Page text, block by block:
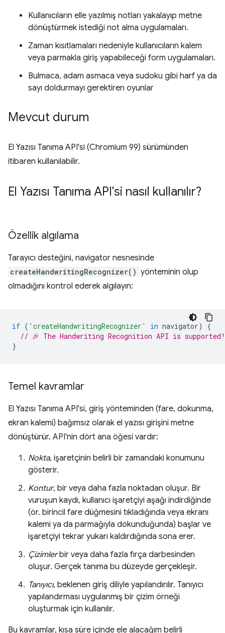
Kullanıcıların elle yazılmış notları yakalayıp metne
dönüştürmek istediği not alma uygulamaları.
Zaman kısıtlamaları nedeniyle kullanıcıların kalem
veya parmakla giriş yapabileceği form uygulamaları.
Bulmaca, adam asmaca veya sudoku gibi harf ya da
sayı doldurmayı gerektiren oyunlar
Mevcut durum
El Yazısı Tanıma API'si (Chromium 99) sürümünden
itibaren kullanılabilir.
El Yazısı Tanıma API'si nasıl kullanılır?
Özellik algılama
Tarayıcı desteğini, navigator nesnesinde
createHandwritingRecognizer() yönteminin olup
olmadığını kontrol ederek algılayın:
if ( 'createHandwritingRecognizer' in navigator)
{
// 🎉 The Handwriting Recognition API is supported!
}
Temel kavramlar
El Yazısı Tanıma API'si, giriş yönteminden (fare, dokunma,
ekran kalemi) bağımsız olarak el yazısı girişini metne
dönüştürür. API'nin dört ana öğesi vardır:
Nokta, işaretçinin belirli bir zamandaki konumunu
gösterir.
Kontur, bir veya daha fazla noktadan oluşur. Bir
vuruşun kaydı, kullanıcı işaretçiyi aşağı indirdiğinde
(ör. birincil fare düğmesini tıkladığında veya ekranı
kalemi ya da parmağıyla dokunduğunda) başlar ve
işaretçiyi tekrar yukarı kaldırdığında sona erer.
Çizimlerbir veya daha fazla fırça darbesinden
oluşur. Gerçek tanıma bu düzeyde gerçekleşir.
Tanıyıcı, beklenen giriş diliyle yapılandırılır. Tanıyıcı
yapılandırması uygulanmış bir çizim örneği
oluşturmak için kullanılır.
Bu kavramlar, kısa süre içinde ele alacağım belirli